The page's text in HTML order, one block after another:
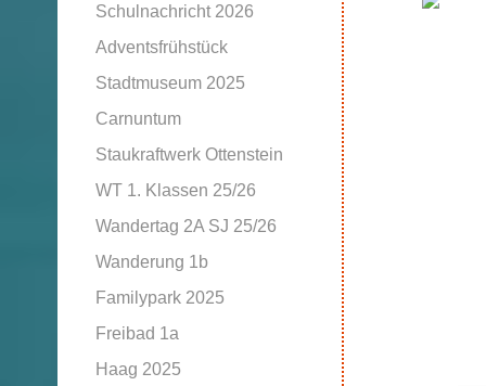
Schulnachricht 2026
Adventsfrühstück
Stadtmuseum 2025
Carnuntum
Staukraftwerk Ottenstein
WT 1. Klassen 25/26
Wandertag 2A SJ 25/26
Wanderung 1b
Familypark 2025
Freibad 1a
Haag 2025